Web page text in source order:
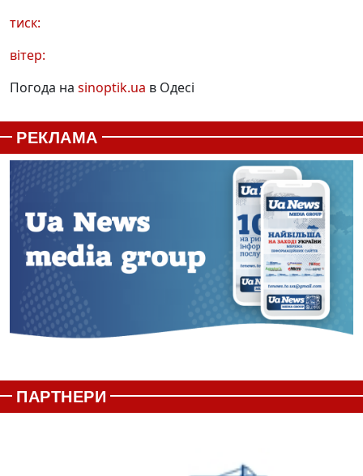
тиск:
вітер:
Погода на sinoptik.ua в Одесі
РЕКЛАМА
ПАРТНЕРИ